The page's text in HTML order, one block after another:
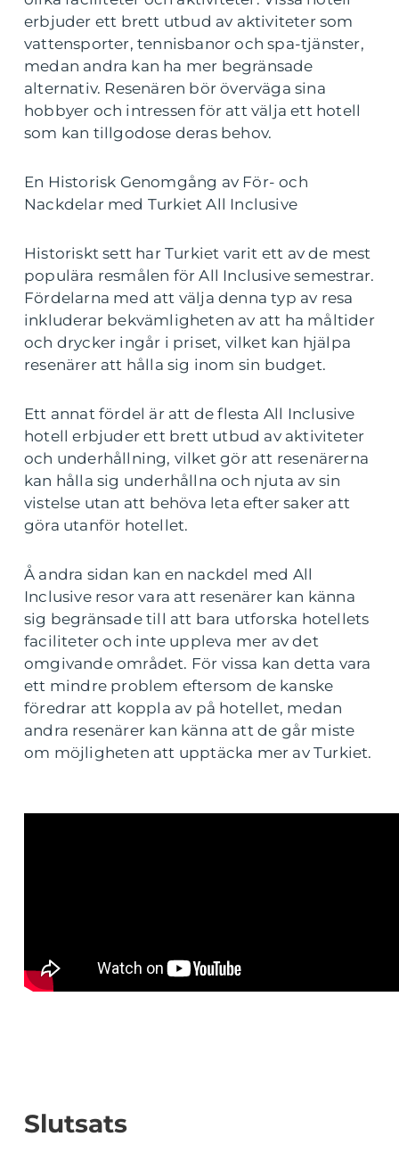
erbjuder ett brett utbud av aktiviteter som
vattensporter, tennisbanor och spa-tjänster,
medan andra kan ha mer begränsade
alternativ. Resenären bör överväga sina
hobbyer och intressen för att välja ett hotell
som kan tillgodose deras behov.
En Historisk Genomgång av För- och
Nackdelar med Turkiet All Inclusive
Historiskt sett har Turkiet varit ett av de mest
populära resmålen för All Inclusive semestrar.
Fördelarna med att välja denna typ av resa
inkluderar bekvämligheten av att ha måltider
och drycker ingår i priset, vilket kan hjälpa
resenärer att hålla sig inom sin budget.
Ett annat fördel är att de flesta All Inclusive
hotell erbjuder ett brett utbud av aktiviteter
och underhållning, vilket gör att resenärerna
kan hålla sig underhållna och njuta av sin
vistelse utan att behöva leta efter saker att
göra utanför hotellet.
Å andra sidan kan en nackdel med All
Inclusive resor vara att resenärer kan känna
sig begränsade till att bara utforska hotellets
faciliteter och inte uppleva mer av det
omgivande området. För vissa kan detta vara
ett mindre problem eftersom de kanske
föredrar att koppla av på hotellet, medan
andra resenärer kan känna att de går miste
om möjligheten att upptäcka mer av Turkiet.
Slutsats